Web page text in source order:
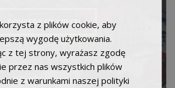
DOWIEDZ SIĘ WIĘCEJ
ENGLISH
z plików cookie, aby
wygodę użytkowania.
z tej strony, wyrażasz zgodę
przez nas wszystkich plików
z warunkami naszej polityki